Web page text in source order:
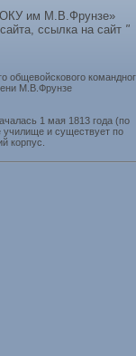
им М.В.Фрунзе»
ссылка на сайт "
общевойскового
М.В.Фрунзе
1 мая 1813 года (по
училище и существует по
корпус.